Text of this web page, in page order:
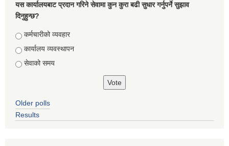
यस कार्यालयबाट प्रदान गरिने सेवामा कुन कुरा बढी सुधार गर्नुपर्ने सुझाव
दिनुहुन्छ?
Choices
कर्मचारीको व्यवहार
कार्यालय व्यवस्थापन
सेवाको समय
Older polls
Results